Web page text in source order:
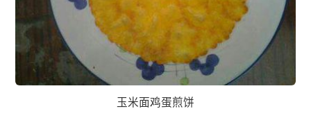
玉米面鸡蛋煎饼